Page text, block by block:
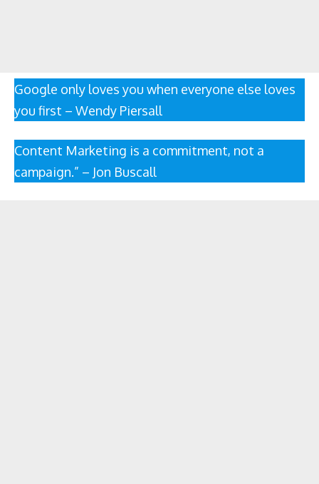
Google only loves you when everyone else loves
you first – Wendy Piersall
Content Marketing is a commitment, not a
campaign.” – Jon Buscall